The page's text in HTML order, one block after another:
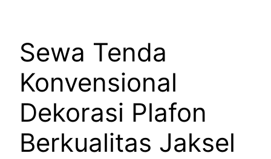
Sewa Tenda
Konvensional
Dekorasi Plafon
Berkualitas Jaksel